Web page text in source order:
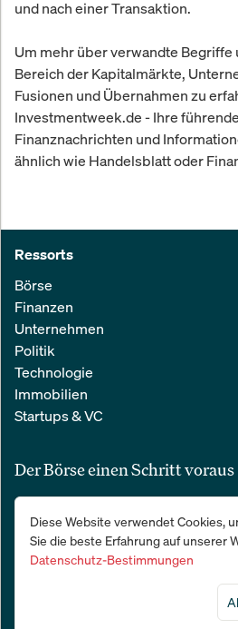
und nach einer Transaktion.
Um mehr über verwandte Begriffe
Bereich der Kapitalmärkte,
Fusionen und Übernahmen zu
Investmentweek.de - Ihre
Finanznachrichten und
ähnlich wie Handelsblatt oder
Ressorts
Börse
Finanzen
Unternehmen
Politik
Technologie
Immobilien
Startups & VC
Der Börse einen Schritt voraus
Alle relevanten Nachrichten aus
einfachen E-Mail. 100 % kostenlos:
Diese Website verwendet Cookies,
Sie die beste Erfahrung auf unserer
Datenschutz-Bestimmungen